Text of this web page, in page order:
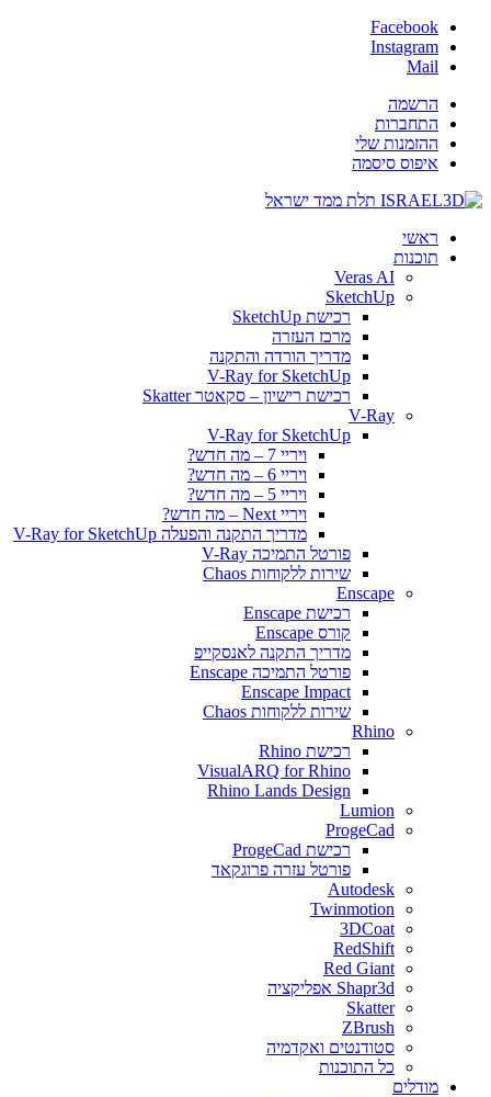
Facebook
Instagram
Mail
הרשמה
התחברות
ההזמנות שלי
איפוס סיסמה
ראשי
תוכנות
Veras AI
SketchUp
רכישת SketchUp
מרכז העזרה
מדריך הורדה והתקנה
V-Ray for SketchUp
רכישת רישיון – סקאטר Skatter
V-Ray
V-Ray for SketchUp
ויריי 7 – מה חדש?
ויריי 6 – מה חדש?
ויריי 5 – מה חדש?
ויריי Next – מה חדש?
מדריך התקנה והפעלה V-Ray for SketchUp
פורטל התמיכה V-Ray
שירות ללקוחות Chaos
Enscape
רכישת Enscape
קורס Enscape
מדריך התקנה לאנסקייפ
פורטל התמיכה Enscape
Enscape Impact
שירות ללקוחות Chaos
Rhino
רכישת Rhino
VisualARQ for Rhino
Rhino Lands Design
Lumion
ProgeCad
רכישת ProgeCad
פורטל עזרה פרוגקאד
Autodesk
Twinmotion
3DCoat
RedShift
Red Giant
Shapr3d אפליקציה
Skatter
ZBrush
סטודנטים ואקדמיה
כל התוכנות
מודלים